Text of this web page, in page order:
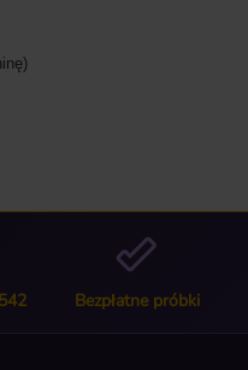
Bezpłatne próbki